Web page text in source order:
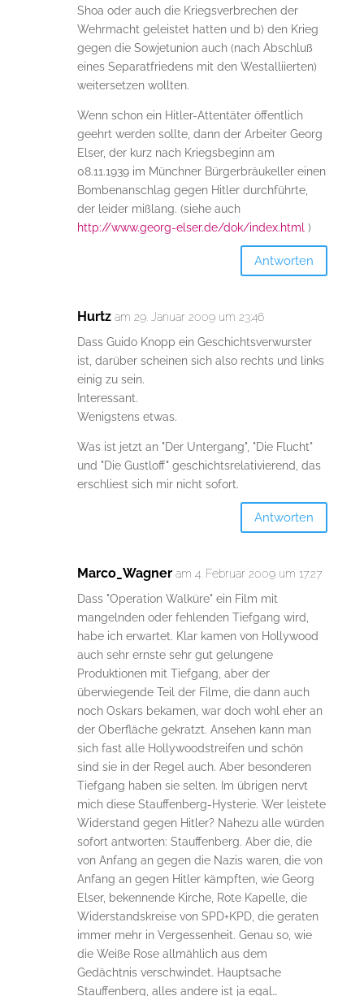
Shoa oder auch die Kriegsverbrechen der
Wehrmacht geleistet hatten und b) den Krieg
gegen die Sowjetunion auch (nach Abschluß
eines Separatfriedens mit den Westalliierten)
weitersetzen wollten.
Wenn schon ein Hitler-Attentäter öffentlich
geehrt werden sollte, dann der Arbeiter Georg
Elser, der kurz nach Kriegsbeginn am
08.11.1939 im Münchner Bürgerbräukeller einen
Bombenanschlag gegen Hitler durchführte,
der leider mißlang. (siehe auch
http://www.georg-elser.de/dok/index.html )
Antworten
Hurtz am 29. Januar 2009 um 23:46
Dass Guido Knopp ein Geschichtsverwurster
ist, darüber scheinen sich also rechts und links
einig zu sein.
Interessant.
Wenigstens etwas.
Was ist jetzt an "Der Untergang", "Die Flucht"
und "Die Gustloff" geschichtsrelativierend, das
erschliest sich mir nicht sofort.
Antworten
Marco_Wagner am 4. Februar 2009 um 17:27
Dass "Operation Walküre" ein Film mit
mangelnden oder fehlenden Tiefgang wird,
habe ich erwartet. Klar kamen von Hollywood
auch sehr ernste sehr gut gelungene
Produktionen mit Tiefgang, aber der
überwiegende Teil der Filme, die dann auch
noch Oskars bekamen, war doch wohl eher an
der Oberfläche gekratzt. Ansehen kann man
sich fast alle Hollywoodstreifen und schön
sind sie in der Regel auch. Aber besonderen
Tiefgang haben sie selten. Im übrigen nervt
mich diese Stauffenberg-Hysterie. Wer leistete
Widerstand gegen Hitler? Nahezu alle würden
sofort antworten: Stauffenberg. Aber die, die
von Anfang an gegen die Nazis waren, die von
Anfang an gegen Hitler kämpften, wie Georg
Elser, bekennende Kirche, Rote Kapelle, die
Widerstandskreise von SPD+KPD, die geraten
immer mehr in Vergessenheit. Genau so, wie
die Weiße Rose allmählich aus dem
Gedächtnis verschwindet. Hauptsache
Stauffenberg, alles andere ist ja egal…